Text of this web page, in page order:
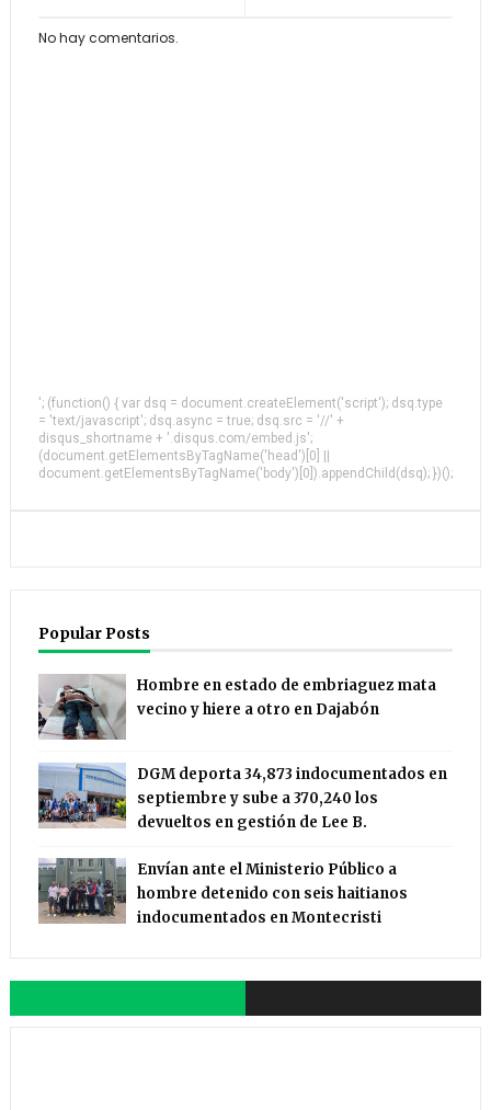
No hay comentarios.
'; (function() { var dsq = document.createElement('script'); dsq.type
= 'text/javascript'; dsq.async = true; dsq.src = '//' +
disqus_shortname + '.disqus.com/embed.js';
(document.getElementsByTagName('head')[0] ||
document.getElementsByTagName('body')[0]).appendChild(dsq); })();
Popular Posts
Hombre en estado de embriaguez mata
vecino y hiere a otro en Dajabón
DGM deporta 34,873 indocumentados en
septiembre y sube a 370,240 los
devueltos en gestión de Lee B.
Envían ante el Ministerio Público a
hombre detenido con seis haitianos
indocumentados en Montecristi